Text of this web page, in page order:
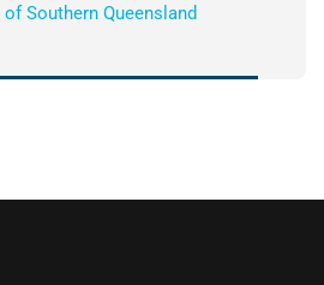
Southern Queensland